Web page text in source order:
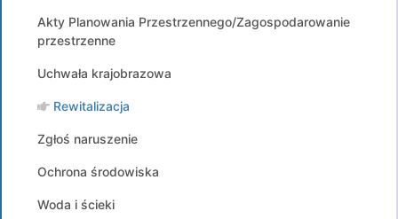
Akty Planowania Przestrzennego/Zagospodarowanie
przestrzenne
Uchwała krajobrazowa
Rewitalizacja
Zgłoś naruszenie
Ochrona środowiska
Woda i ścieki